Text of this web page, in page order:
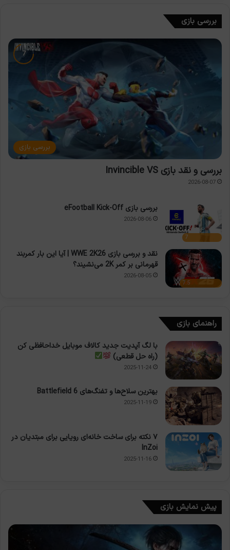
بررسی بازی
بررسی بازی
بررسی و نقد بازی Invincible VS
2026-08-07
7
بررسی بازی eFootball Kick-Off
2026-08-06
7.5
نقد و بررسی بازی WWE 2K26 | آیا این بار کمربند
قهرمانی بر کمر 2K می‌نشیند؟
2026-08-05
راهنمای بازی
با لگ آپدیت جدید کالاف موبایل خداحافظی کن
(راه حل قطعی)
2025-11-24
بهترین سلاح‌ها و تفنگ‌های Battlefield 6
2025-11-19
۷ نکته برای ساخت خانه‌ای رویایی برای مبتدیان در
InZoi
2025-11-16
پیش نمایش بازی